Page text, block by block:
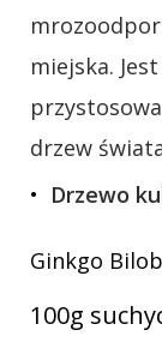
miejska.
drzew
Drzewo
Ginkgo
100g